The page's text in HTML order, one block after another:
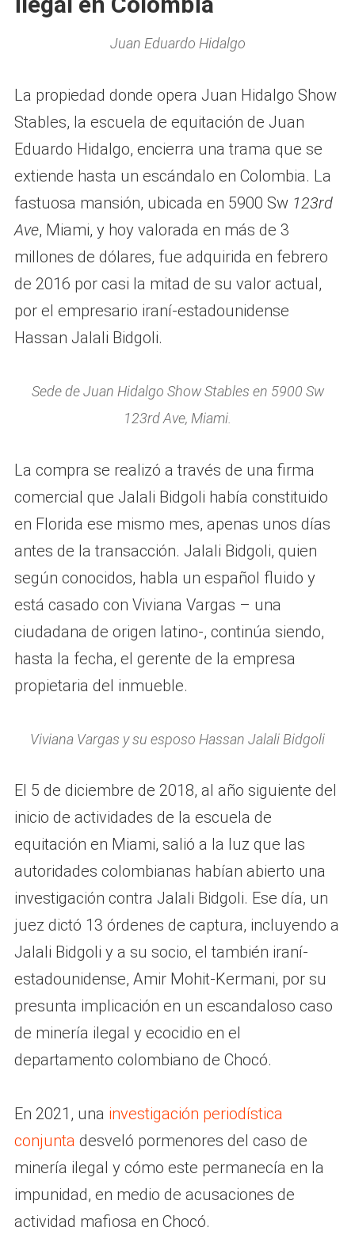
Juan Eduardo Hidalgo
La propiedad donde opera Juan Hidalgo Show
Stables, la escuela de equitación de Juan
Eduardo Hidalgo, encierra una trama que se
extiende hasta un escándalo en Colombia. La
fastuosa mansión, ubicada en 5900 Sw 123rd
Ave, Miami, y hoy valorada en más de 3
millones de dólares, fue adquirida en febrero
de 2016 por casi la mitad de su valor actual,
por el empresario iraní-estadounidense
Hassan Jalali Bidgoli.
Sede de Juan Hidalgo Show Stables en 5900 Sw
123rd Ave, Miami.
La compra se realizó a través de una firma
comercial que Jalali Bidgoli había constituido
en Florida ese mismo mes, apenas unos días
antes de la transacción. Jalali Bidgoli, quien
según conocidos, habla un español fluido y
está casado con Viviana Vargas – una
ciudadana de origen latino-, continúa siendo,
hasta la fecha, el gerente de la empresa
propietaria del inmueble.
Viviana Vargas y su esposo Hassan Jalali Bidgoli
El 5 de diciembre de 2018, al año siguiente del
inicio de actividades de la escuela de
equitación en Miami, salió a la luz que las
autoridades colombianas habían abierto una
investigación contra Jalali Bidgoli. Ese día, un
juez dictó 13 órdenes de captura, incluyendo a
Jalali Bidgoli y a su socio, el también iraní-
estadounidense, Amir Mohit-Kermani, por su
presunta implicación en un escandaloso caso
de minería ilegal y ecocidio en el
departamento colombiano de Chocó.
En 2021, una investigación periodística
conjunta desveló pormenores del caso de
minería ilegal y cómo este permanecía en la
impunidad, en medio de acusaciones de
actividad mafiosa en Chocó.